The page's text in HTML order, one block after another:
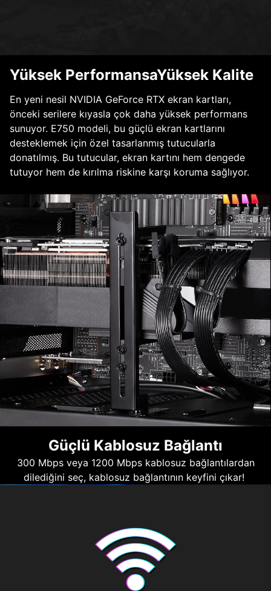
Yüksek PerformansaYüksek Kalite
En yeni nesil NVIDIA GeForce RTX ekran kartları,
önceki serilere kıyasla çok daha yüksek performans
sunuyor. E750 modeli, bu güçlü ekran kartlarını
desteklemek için özel tasarlanmış tutucularla
donatılmış. Bu tutucular, ekran kartını hem dengede
tutuyor hem de kırılma riskine karşı koruma sağlıyor.
Güçlü Kablosuz Bağlantı
300 Mbps veya 1200 Mbps kablosuz bağlantılardan
dilediğini seç, kablosuz bağlantının keyfini çıkar!